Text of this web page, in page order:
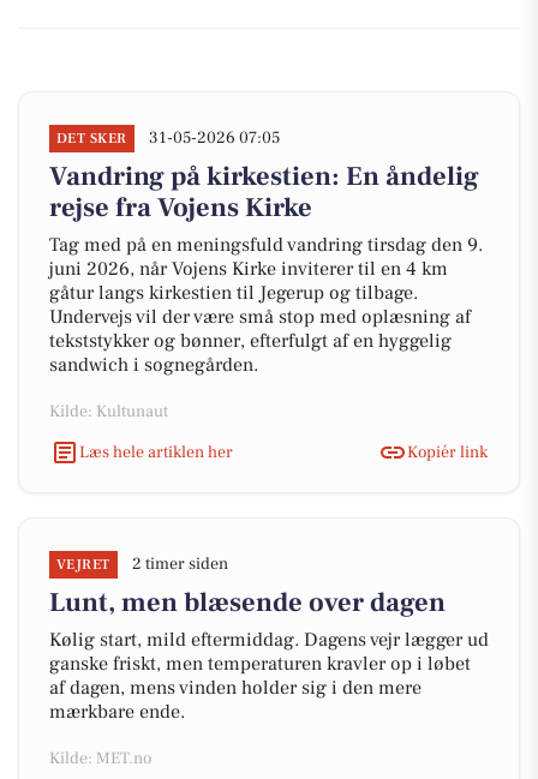
DET SKER 31-05-2026 07:05
Vandring på kirkestien: En åndelig
rejse fra Vojens Kirke
Tag med på en meningsfuld vandring tirsdag den 9.
juni 2026, når Vojens Kirke inviterer til en 4 km
gåtur langs kirkestien til Jegerup og tilbage.
Undervejs vil der være små stop med oplæsning af
tekststykker og bønner, efterfulgt af en hyggelig
sandwich i sognegården.
Kilde: Kultunaut
Læs hele artiklen her
Kopiér link
VEJRET 2 timer siden
Lunt, men blæsende over dagen
Kølig start, mild eftermiddag. Dagens vejr lægger ud
ganske friskt, men temperaturen kravler op i løbet
af dagen, mens vinden holder sig i den mere
mærkbare ende.
Kilde: MET.no